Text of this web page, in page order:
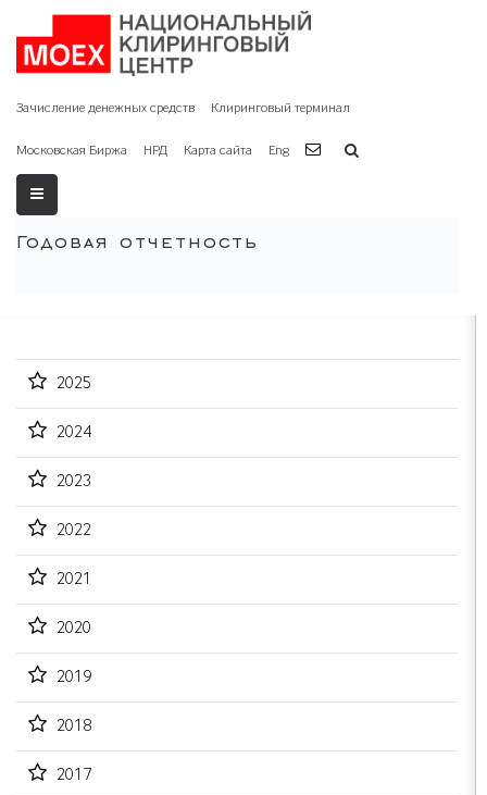
Зачисление денежных средств Клиринговый терминал
Московская Биржа НРД Карта сайта Eng
Годовая отчетность
2025
2024
2023
2022
2021
2020
2019
2018
2017